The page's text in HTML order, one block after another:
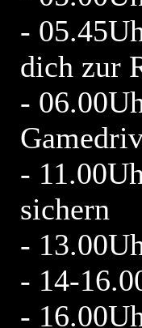
-
dich zur
-
-
sichern
-
- 14-
-